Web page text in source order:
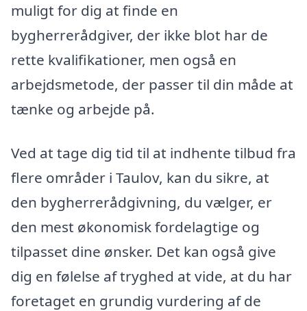
muligt for dig at finde en
bygherrerådgiver, der ikke blot har de
rette kvalifikationer, men også en
arbejdsmetode, der passer til din måde at
tænke og arbejde på.
Ved at tage dig tid til at indhente tilbud fra
flere områder i Taulov, kan du sikre, at
den bygherrerådgivning, du vælger, er
den mest økonomisk fordelagtige og
tilpasset dine ønsker. Det kan også give
dig en følelse af tryghed at vide, at du har
foretaget en grundig vurdering af de